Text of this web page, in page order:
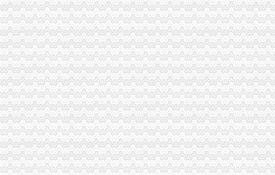
重点关注|重庆出台主城标车提前淘汰补贴细则期限至今年底_搜狐
重庆渝北双凤桥会计审计公司|重庆列表网
中国对外经济贸易文告（2008年第二十八期）-人文社科区-经济学家
王宏义信用查询_王宏义法人/相关公司信用报告查询–阿里巴巴企业诚
渝开发：2008年半年度报告_渝开发（000514）_公告正文_财经_中国网
【成都中国联通德和代理店酒店】成都中国联通德和代理店酒店预订_
重庆云县重庆营业执照代办企业合并分立登记注册申请方式_重庆工
2018【大邱旅游注意事项】大邱旅游指南,大邱自助游指南,游玩大邱
【重庆渝北周边公司注册_重庆渝北周边工商注册_重庆渝北周边企业注
大东方：2012年年度报告（2013-04-09）_大东方（）个股公